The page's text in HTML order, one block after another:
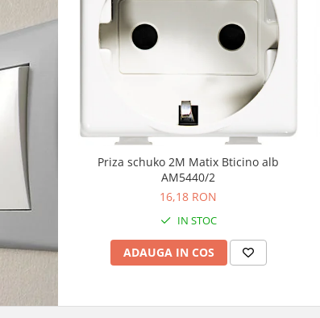
Priza schuko 2M Matix Bticino alb
AM5440/2
16,18 RON
IN STOC
ADAUGA IN COS